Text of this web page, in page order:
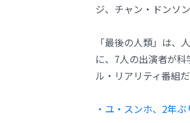
ジ、チャン・ドンソ
「最後の人類」は
に、7人の出演者が
ル・リアリティ番組だ
・ユ・スンホ、2年